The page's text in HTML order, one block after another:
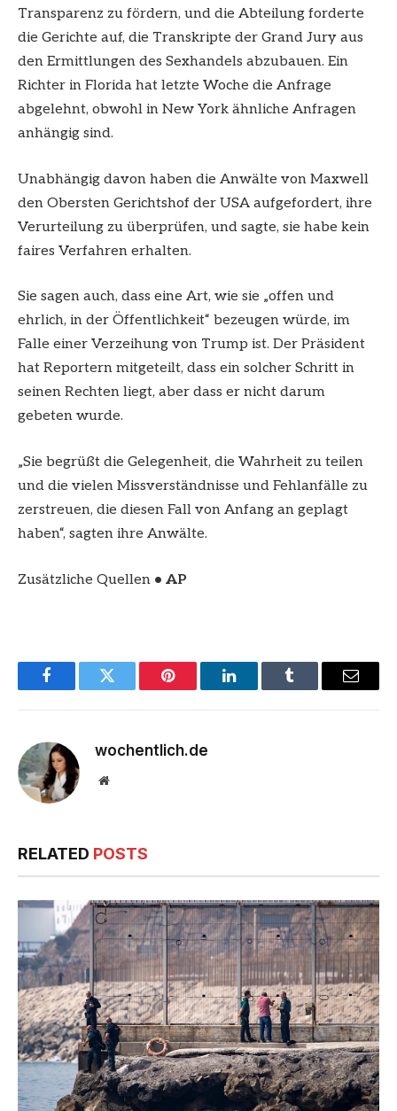
Transparenz zu fördern, und die Abteilung forderte
die Gerichte auf, die Transkripte der Grand Jury aus
den Ermittlungen des Sexhandels abzubauen. Ein
Richter in Florida hat letzte Woche die Anfrage
abgelehnt, obwohl in New York ähnliche Anfragen
anhängig sind.
Unabhängig davon haben die Anwälte von Maxwell
den Obersten Gerichtshof der USA aufgefordert, ihre
Verurteilung zu überprüfen, und sagte, sie habe kein
faires Verfahren erhalten.
Sie sagen auch, dass eine Art, wie sie „offen und
ehrlich, in der Öffentlichkeit“ bezeugen würde, im
Falle einer Verzeihung von Trump ist. Der Präsident
hat Reportern mitgeteilt, dass ein solcher Schritt in
seinen Rechten liegt, aber dass er nicht darum
gebeten wurde.
„Sie begrüßt die Gelegenheit, die Wahrheit zu teilen
und die vielen Missverständnisse und Fehlanfälle zu
zerstreuen, die diesen Fall von Anfang an geplagt
haben“, sagten ihre Anwälte.
Zusätzliche Quellen • AP
FacebookTwitter Pinterest LinkedInTumblr Email
wochentlich.de
Website
RELATED POSTS